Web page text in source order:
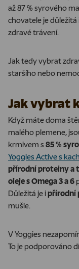
až 87 % syrového
chovatele je
zdravé trávení.
Jak tedy vybrat
staršího nebo
Jak vybrat
Když máte doma
malého plemene,
krmivem s 85 %
Yoggies Active s
přírodní proteiny a
oleje s Omega 3 a 6
Důležitá je ipřírodní
mušle.
V Yoggies
To je podporováno